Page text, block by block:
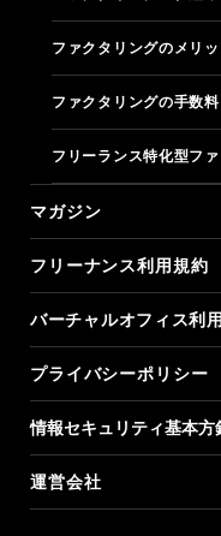
ファクタリングのメリ
ファクタリングの手数
フリーランス特化型フ
マガジン
フリーナンス利用規約
バーチャルオフィス利
プライバシーポリシー
情報セキュリティ基本方
運営会社